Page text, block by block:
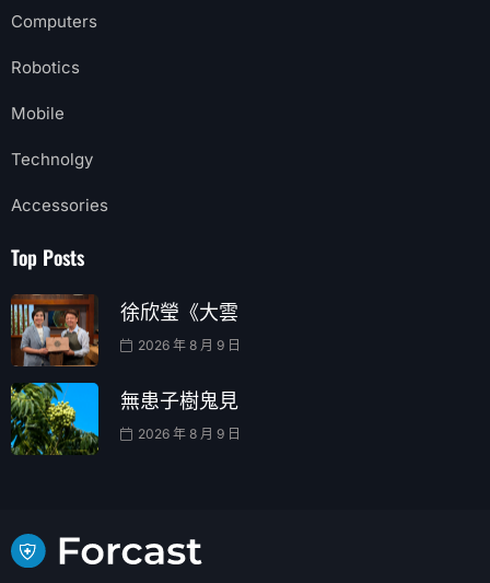
Computers
Robotics
Mobile
Technolgy
Accessories
Top Posts
徐欣瑩《大雲
2026 年 8 月 9 日
無患子樹鬼見
2026 年 8 月 9 日